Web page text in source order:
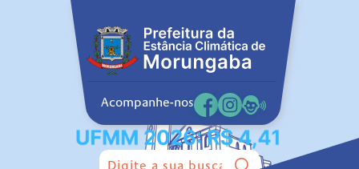
Acompanhe-nos
Pesquisar: